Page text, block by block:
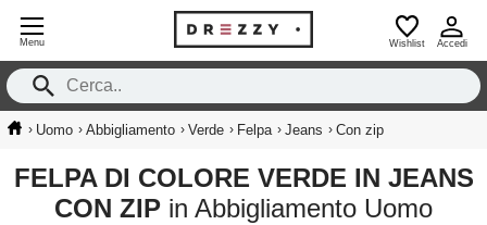
Menu Wishlist Accedi
› Uomo › Abbigliamento › Verde › Felpa › Jeans › Con zip
FELPA DI COLORE VERDE IN JEANS
CON ZIP in Abbigliamento Uomo